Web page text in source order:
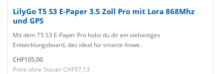
LilyGo T5 S3 E-Paper 3.5 Zoll Pro mit Lora 868Mhz
und GPS
Mit dem T5 S3 E-Paper Pro holst du dir ein vielseitiges
Entwicklungsboard, das ideal für smarte Anwe..
CHF105,00
Preis ohne Steuer CHF97,13